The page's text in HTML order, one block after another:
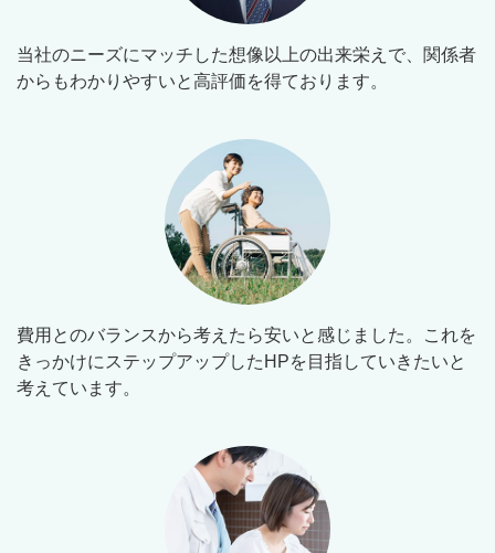
当社のニーズにマッチした想像以上の出来栄えで、関係者
からもわかりやすいと高評価を得ております。
費用とのバランスから考えたら安いと感じました。これを
きっかけにステップアップしたHPを目指していきたいと
考えています。